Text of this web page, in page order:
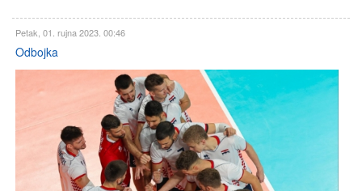
Petak, 01. rujna 2023. 00:46
Odbojka